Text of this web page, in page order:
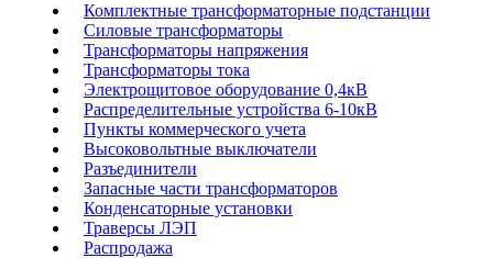
Комплектные трансформаторные подстанции
Силовые трансформаторы
Трансформаторы напряжения
Трансформаторы тока
Электрощитовое оборудование 0,4кВ
Распределительные устройства 6-10кВ
Пункты коммерческого учета
Высоковольтные выключатели
Разъединители
Запасные части трансформаторов
Конденсаторные установки
Траверсы ЛЭП
Распродажа